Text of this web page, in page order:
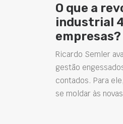
O que a
industrial
empresas?
Ricardo Semler
gestão
contados. Para
se moldar às